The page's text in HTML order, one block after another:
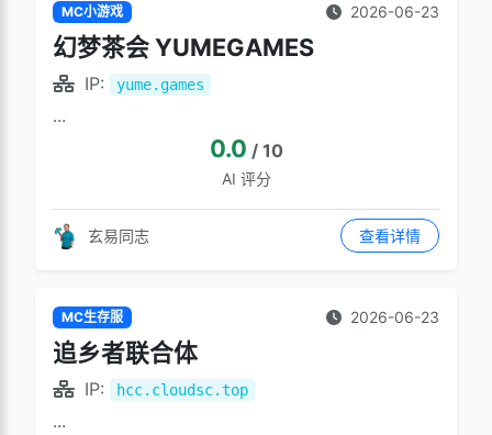
MC小游戏 2026-06-23
幻梦茶会 YUMEGAMES
IP: yume.games
...
0.0 / 10
AI 评分
玄易同志 查看详情
MC生存服 2026-06-23
追乡者联合体
IP: hcc.cloudsc.top
...